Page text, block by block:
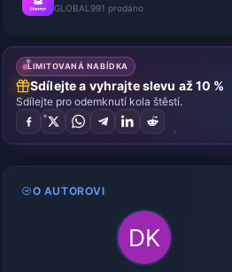
GLOBAL 991 prodáno
LIMITOVANÁ NABÍDKA
Sdílejte a vyhrajte slevu až 10 %
Sdílejte pro odemknutí kola štěstí.
O AUTOROVI